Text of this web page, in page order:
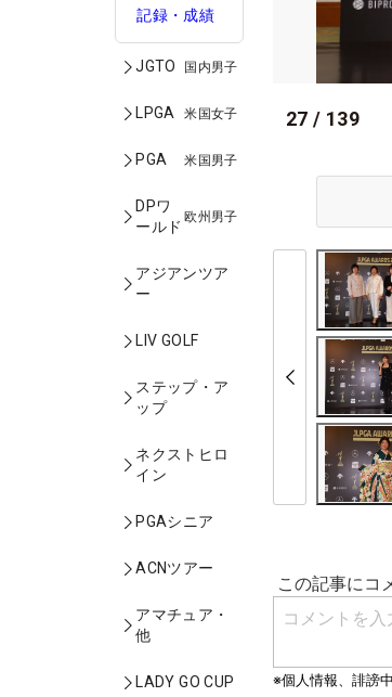
記録・成績
JGTO 国内男子
LPGA 米国女子
PGA 米国男子
DPワ
ールド
欧州男子
アジアンツア
ー
LIV GOLF
ステップ・ア
ップ
ネクストヒロ
イン
PGAシニア
ACNツアー
アマチュア・
他
LADY GO CUP
27 / 139